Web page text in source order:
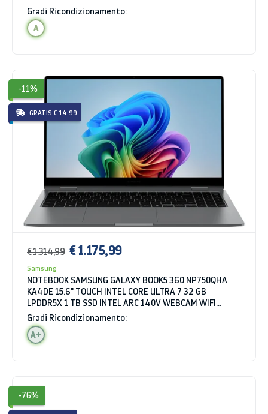
WINDOWS 11 HOME
Gradi Ricondizionamento:
A
-11%
GRATIS € 14.99
€ 1.314,99 € 1.175,99
Samsung
NOTEBOOK SAMSUNG GALAXY BOOK5 360 NP750QHA
KA4DE 15.6" TOUCH INTEL CORE ULTRA 7 32 GB
LPDDR5X 1 TB SSD INTEL ARC 140V WEBCAM WIFI
BLUETOOTH WINDOWS 11 HOME GRIGIO
Gradi Ricondizionamento:
A+
-76%